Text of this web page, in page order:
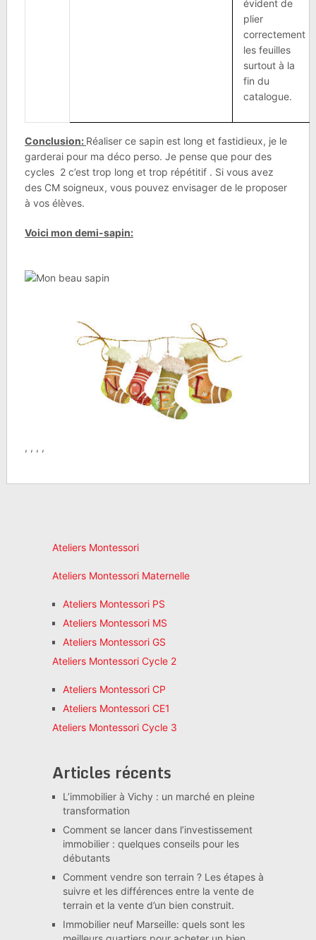
évident de
plier
correctement
les feuilles
surtout à la
fin du
catalogue.
Conclusion: Réaliser ce sapin est long et fastidieux, je le
garderai pour ma déco perso. Je pense que pour des
cycles 2 c’est trop long et trop répétitif . Si vous avez
des CM soigneux, vous pouvez envisager de le proposer
à vos élèves.
Voici mon demi-sapin:
, , , ,
Ateliers Montessori
Ateliers Montessori Maternelle
Ateliers Montessori PS
Ateliers Montessori MS
Ateliers Montessori GS
Ateliers Montessori Cycle 2
Ateliers Montessori CP
Ateliers Montessori CE1
Ateliers Montessori Cycle 3
Articles récents
L’immobilier à Vichy : un marché en pleine
transformation
Comment se lancer dans l’investissement
immobilier : quelques conseils pour les
débutants
Comment vendre son terrain ? Les étapes à
suivre et les différences entre la vente de
terrain et la vente d’un bien construit.
Immobilier neuf Marseille: quels sont les